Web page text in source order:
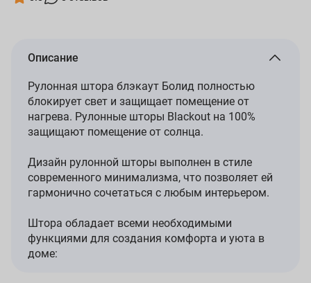
Описание
Рулонная штора блэкаут Болид полностью
блокирует свет и защищает помещение от
нагрева. Рулонные шторы Blackout на 100%
защищают помещение от солнца.
Дизайн рулонной шторы выполнен в стиле
современного минимализма, что позволяет ей
гармонично сочетаться с любым интерьером.
Штора обладает всеми необходимыми
функциями для создания комфорта и уюта в
доме: